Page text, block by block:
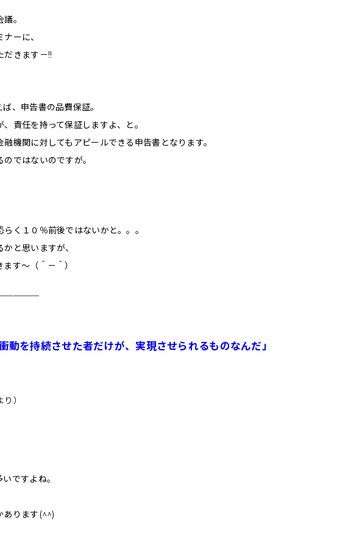
。
ーに、
だきます－!!
、申告書の品費保証。
責任を持って保証しますよ、と。
機関に対してもアピールできる申告書となります。
ではないのですが。
く１０％前後ではないかと。。。
と思いますが、
す〜（＾－＾）
動を持続させた者だけが、実現させられるものなんだ」
）
ですよね。
あります(^^)